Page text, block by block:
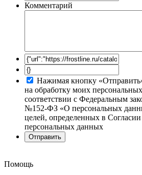
Комментарий
Нажимая кнопку
на обработку моих
соответствии с Федеральным
№152-ФЗ «О персональных
целей, определенных в
персональных данных
Помощь